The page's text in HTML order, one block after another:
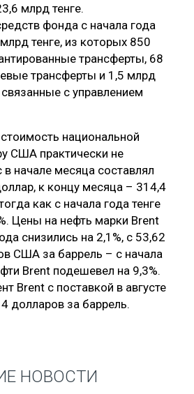
млрд тенге.
фонда с начала года
тенге, из которых 850
трансферты, 68
трансферты и 1,5 млрд
с управлением
национальной
США практически не
в начале месяца составлял
к концу месяца – 314,4
как с начала года тенге
Цены на нефть марки Brent
снизились на 2,1%, с 53,62
США за баррель – с начала
Brent подешевел на 9,3%.
Brent с поставкой в августе
долларов за баррель.
НОВОСТИ